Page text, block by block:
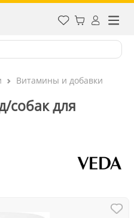
Витамины и добавки
для